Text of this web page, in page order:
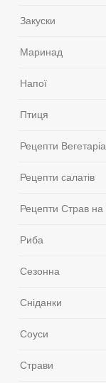
Закуски
Маринад
Напої
Птиця
Рецепти
Рецепти салатів
Рецепти Страв
Риба
Сезонна
Сніданки
Соуси
Страви